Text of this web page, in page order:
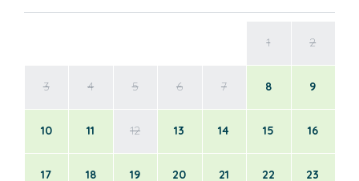
1 2
3 4 5 6 7 8 9
10 11 12 13 14 15 16
17 18 19 20 21 22 23